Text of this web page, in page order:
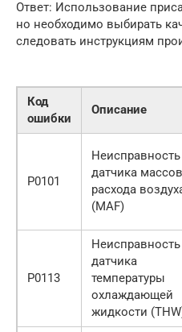
Ответ: Использование
но необходимо выбирать
следовать инструкциям
Код
ошибки
Описание
P0101
Неисправность
датчика
расхода
(MAF)
P0113
Неисправность
датчика
температуры
охлаждающей
жидкости